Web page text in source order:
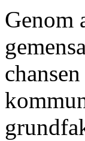
Genom